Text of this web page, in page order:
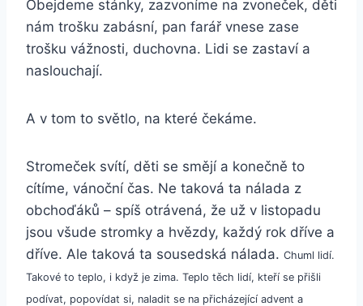
Obejdeme stánky, zazvoníme na zvoneček, děti
nám trošku zabásní, pan farář vnese zase
trošku vážnosti, duchovna. Lidi se zastaví a
naslouchají.
A v tom to světlo, na které čekáme.
Stromeček svítí, děti se smějí a konečně to
cítíme, vánoční čas. Ne taková ta nálada z
obchoďáků – spíš otrávená, že už v listopadu
jsou všude stromky a hvězdy, každý rok dříve a
dříve. Ale taková ta sousedská nálada. Chuml lidí.
Takové to teplo, i když je zima. Teplo těch lidí, kteří se přišli
podívat, popovídat si, naladit se na přicházející advent a